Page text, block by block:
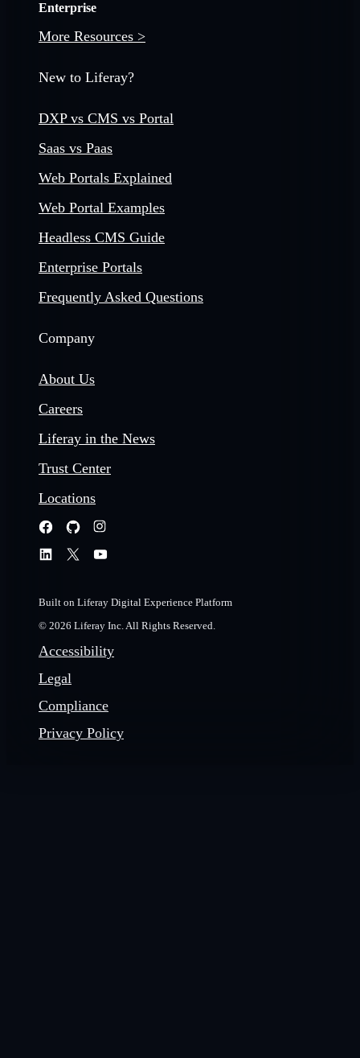
Enterprise
More Resources >
New to Liferay?
DXP vs CMS vs Portal
Saas vs Paas
Web Portals Explained
Web Portal Examples
Headless CMS Guide
Enterprise Portals
Frequently Asked Questions
Company
About Us
Careers
Liferay in the News
Trust Center
Locations
Built on Liferay Digital Experience Platform
© 2026 Liferay Inc. All Rights Reserved.
Accessibility
Legal
Compliance
Privacy Policy